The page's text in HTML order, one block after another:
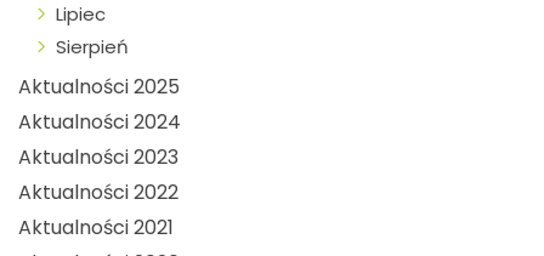
Lipiec
Sierpień
Aktualności 2025
Aktualności 2024
Aktualności 2023
Aktualności 2022
Aktualności 2021